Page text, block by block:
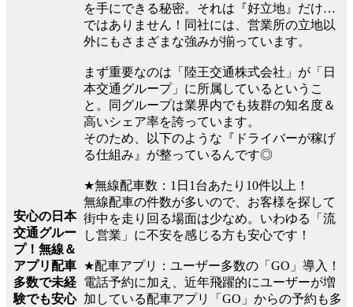
安心の日本
交通グルー
プ！無線＆
アプリ配車
多数で未経
験でも安心
を手にできる秘密。それは『好立地』だけ…
ではありません！同社には、営業所の立地以
外にもさまざまな強みが揃っています。
まず重要なのは「陸王交通株式会社」が「日
本交通グループ」に所属しているというこ
と。同グループは業界内でも抜群の知名度＆
高いシェア率を誇っています。
そのため、以下のような『ドライバーが稼げ
る仕組み』が整っているんです◎
★無線配車数：1日1台あたり10件以上！
無線配車の件数が多いので、お客様を探して
街中を走り回る場面は少なめ。いわゆる「流
し営業」に不安を感じる方も安心です！
★配車アプリ：ユーザー多数の「GO」導入！
電話予約に加え、近年飛躍的にユーザーが増
加している配車アプリ「GO」からの予約も多